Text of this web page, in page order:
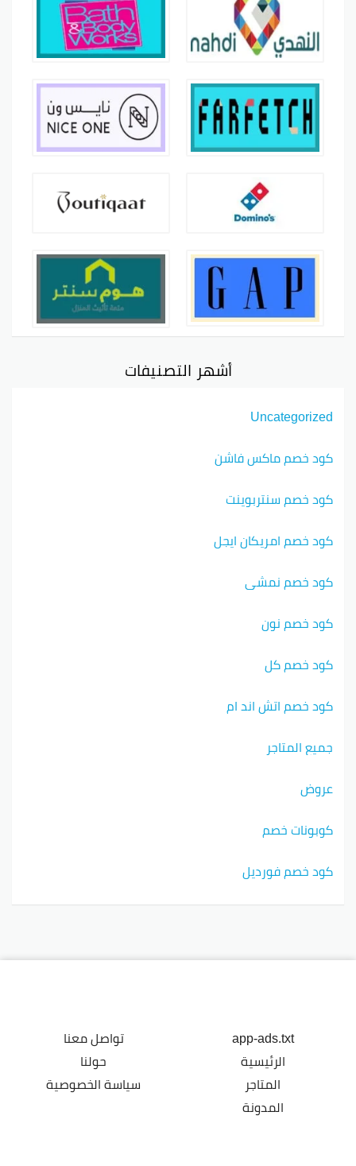
أشهر التصنيفات
Uncategorized
كود خصم ماكس فاشن
كود خصم سنتربوينت
كود خصم امريكان ايجل
كود خصم نمشي
كود خصم نون
كود خصم كل
كود خصم اتش اند ام
جميع المتاجر
عروض
كوبونات خصم
كود خصم فورديل
app-ads.txt
الرئيسية
المتاجر
المدونة
تواصل معنا
حولنا
سياسة الخصوصية